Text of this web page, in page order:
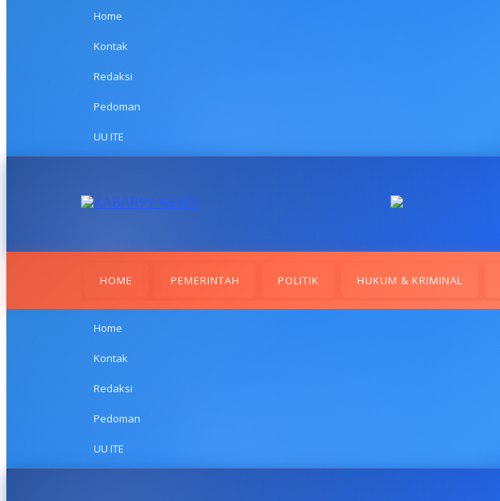
Home
Kontak
Redaksi
Pedoman
UU ITE
HOME PEMERINTAH POLITIK HUKUM & KRIMINAL
Home
Kontak
Redaksi
Pedoman
UU ITE